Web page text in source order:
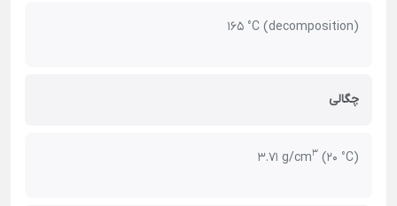
165 °C (decomposition)
چگالی
3.71 g/cm3 (20 °C)